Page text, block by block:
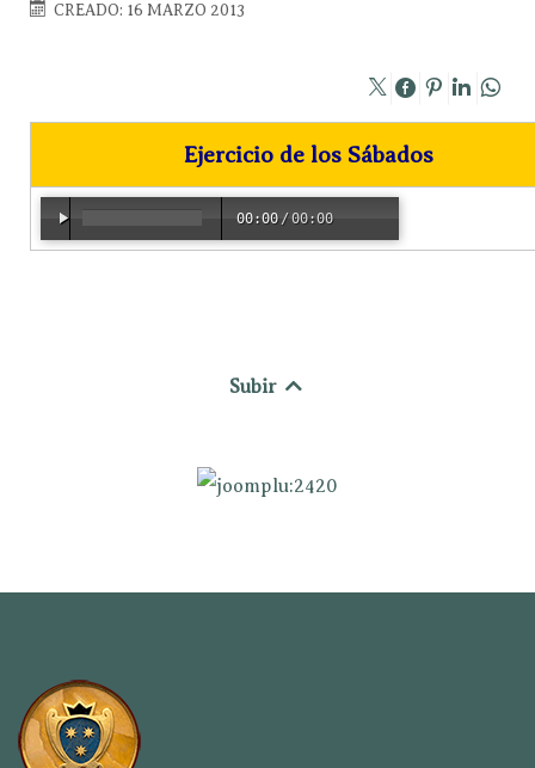
CREADO: 16 MARZO 2013
Ejercicio de los Sábados
00:00 /00:00
Subir